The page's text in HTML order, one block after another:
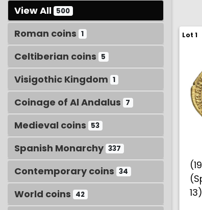
View All 500
Roman coins 1
Celtiberian coins 5
Visigothic Kingdom 1
Coinage of Al Andalus 7
Medieval coins 53
Spanish Monarchy 337
Contemporary coins 34
World coins 42
Lot 1